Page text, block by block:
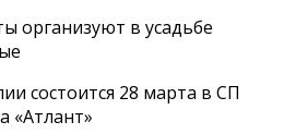
организуют в усадьбе
состоится 28 марта в СП
«Атлант»